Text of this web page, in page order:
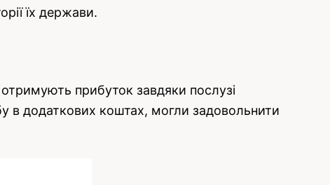
їх держави.
отримують прибуток завдяки послузі
в додаткових коштах, могли задовольнити